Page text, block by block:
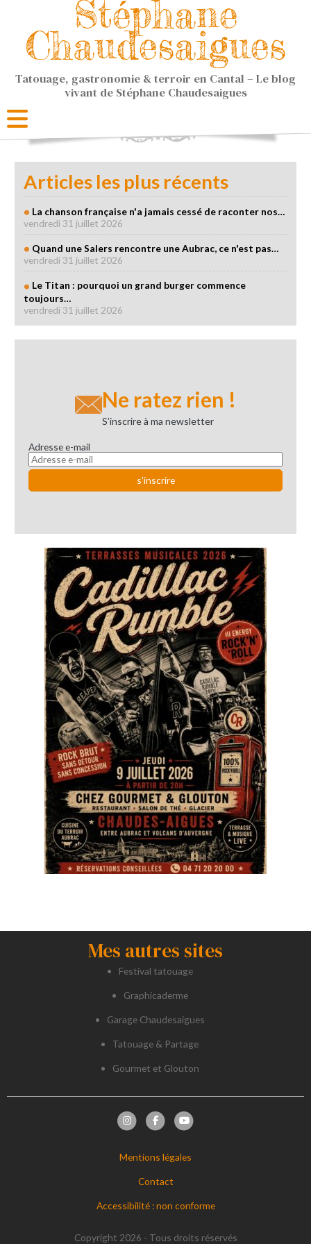
Stéphane
Chaudesaigues
Tatouage, gastronomie & terroir en Cantal – Le blog
vivant de Stéphane Chaudesaigues
Articles les plus récents
La chanson française n'a jamais cessé de raconter nos…
vendredi 31 juillet 2026
Quand une Salers rencontre une Aubrac, ce n'est pas…
vendredi 31 juillet 2026
Le Titan : pourquoi un grand burger commence
toujours…
vendredi 31 juillet 2026
Ne ratez rien !
S’inscrire à ma newsletter
Adresse e-mail
Mes autres sites
Festival tatouage
Graphicaderme
Garage Chaudesaigues
Tatouage & Partage
Gourmet et Glouton
Mentions légales
Contact
Accessibilité : non conforme
Copyright 2026 - Tous droits réservés